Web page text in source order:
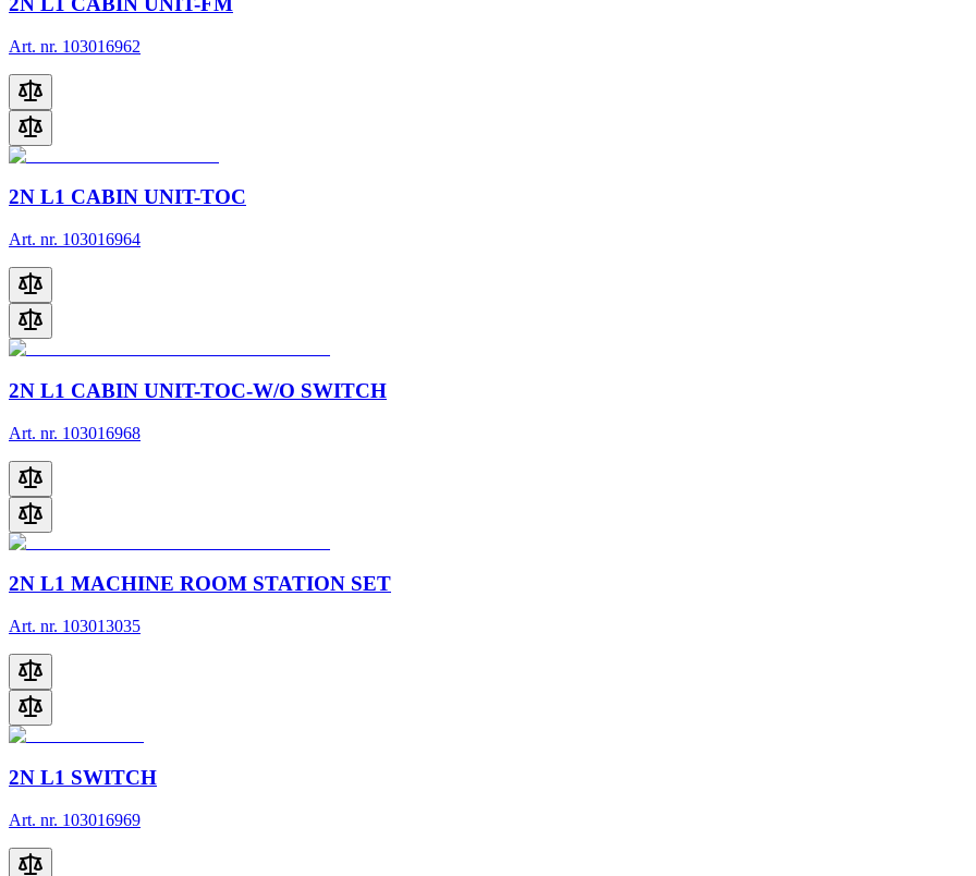
Art. nr. 103016962
2N L1 CABIN UNIT-TOC
Art. nr. 103016964
2N L1 CABIN UNIT-TOC-W/O SWITCH
Art. nr. 103016968
2N L1 MACHINE ROOM STATION SET
Art. nr. 103013035
2N L1 SWITCH
Art. nr. 103016969